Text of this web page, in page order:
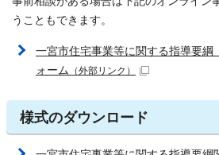
うこともできます。
一宮市住宅事業等に関する指導要
ォーム （外部リンク）
様式のダウンロード